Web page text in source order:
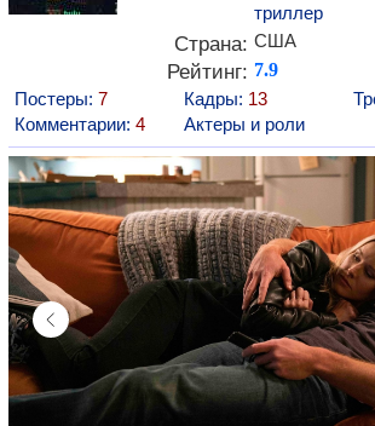
триллер
Страна: США
Рейтинг: 7.9
Постеры: 7 Кадры: 13
Комментарии: 4 Актеры и роли